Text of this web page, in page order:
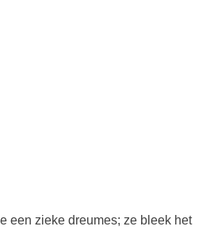
een zieke dreumes; ze bleek het